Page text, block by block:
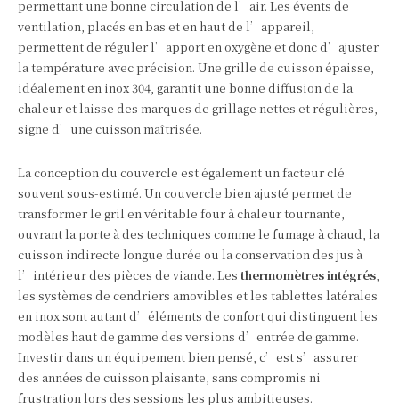
permettant une bonne circulation de l’air. Les évents de
ventilation, placés en bas et en haut de l’appareil,
permettent de réguler l’apport en oxygène et donc d’ajuster
la température avec précision. Une grille de cuisson épaisse,
idéalement en inox 304, garantit une bonne diffusion de la
chaleur et laisse des marques de grillage nettes et régulières,
signe d’une cuisson maîtrisée.
La conception du couvercle est également un facteur clé
souvent sous-estimé. Un couvercle bien ajusté permet de
transformer le gril en véritable four à chaleur tournante,
ouvrant la porte à des techniques comme le fumage à chaud, la
cuisson indirecte longue durée ou la conservation des jus à
l’intérieur des pièces de viande. Les thermomètres intégrés,
les systèmes de cendriers amovibles et les tablettes latérales
en inox sont autant d’éléments de confort qui distinguent les
modèles haut de gamme des versions d’entrée de gamme.
Investir dans un équipement bien pensé, c’est s’assurer
des années de cuisson plaisante, sans compromis ni
frustration lors des sessions les plus ambitieuses.